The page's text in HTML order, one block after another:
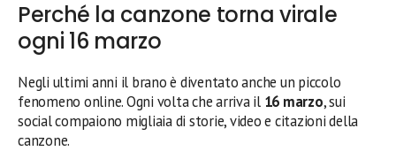
Perché la canzone torna virale
ogni 16 marzo
Negli ultimi anni il brano è diventato anche un piccolo
fenomeno online. Ogni volta che arriva il 16 marzo, sui
social compaiono migliaia di storie, video e citazioni della
canzone.